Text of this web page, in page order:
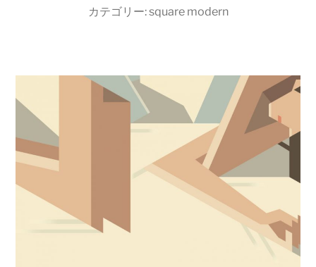
カテゴリー:square modern